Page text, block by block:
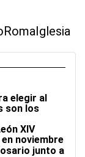
RomaIglesia
elegir al
son los
XIV
noviembre
junto a